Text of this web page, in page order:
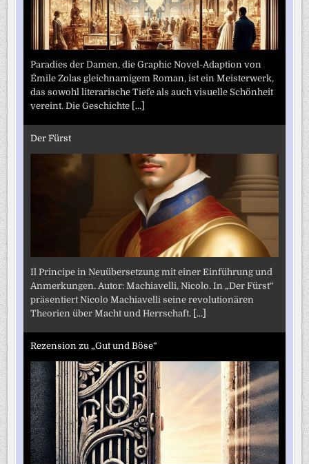
Paradies der Damen, die Graphic Novel-Adaption von
Émile Zolas gleichnamigem Roman, ist ein Meisterwerk,
das sowohl literarische Tiefe als auch visuelle Schönheit
vereint. Die Geschichte [...]
Der Fürst
Il Principe in Neuübersetzung mit einer Einführung und
Anmerkungen. Autor: Machiavelli, Nicolo. In „Der Fürst“
präsentiert Nicolo Machiavelli seine revolutionären
Theorien über Macht und Herrschaft. [...]
Rezension zu „Gut und Böse“